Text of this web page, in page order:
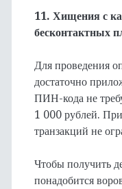
11. Хищения с
бесконтактных
Для проведения
достаточно
ПИН-кода не
1 000 рублей.
транзакций не
Чтобы получить
понадобится